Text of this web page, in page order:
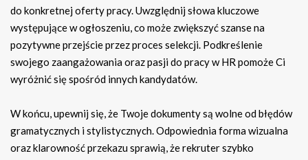
do konkretnej oferty pracy. Uwzględnij słowa kluczowe
występujące w ogłoszeniu, co może zwiększyć szanse na
pozytywne przejście przez proces selekcji. Podkreślenie
swojego zaangażowania oraz pasji do pracy w HR pomoże Ci
wyróżnić się spośród innych kandydatów.
W końcu, upewnij się, że Twoje dokumenty są wolne od błędów
gramatycznych i stylistycznych. Odpowiednia forma wizualna
oraz klarowność przekazu sprawią, że rekruter szybko